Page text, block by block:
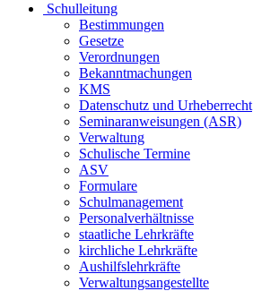
Schulleitung
Bestimmungen
Gesetze
Verordnungen
Bekanntmachungen
KMS
Datenschutz und Urheberrecht
Seminaranweisungen (ASR)
Verwaltung
Schulische Termine
ASV
Formulare
Schulmanagement
Personalverhältnisse
staatliche Lehrkräfte
kirchliche Lehrkräfte
Aushilfslehrkräfte
Verwaltungsangestellte